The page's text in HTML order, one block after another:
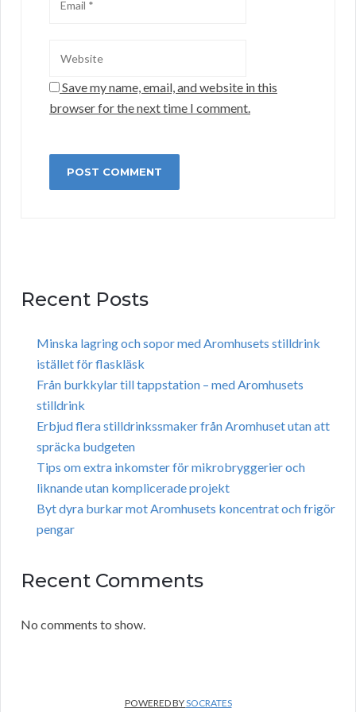
Save my name, email, and website in this
browser for the next time I comment.
Recent Posts
Minska lagring och sopor med Aromhusets stilldrink
istället för flaskläsk
Från burkkylar till tappstation – med Aromhusets
stilldrink
Erbjud flera stilldrinkssmaker från Aromhuset utan att
spräcka budgeten
Tips om extra inkomster för mikrobryggerier och
liknande utan komplicerade projekt
Byt dyra burkar mot Aromhusets koncentrat och frigör
pengar
Recent Comments
No comments to show.
POWERED BYSOCRATES